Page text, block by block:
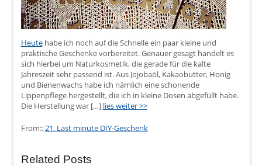
Heutehabe ich noch auf die Schnelle ein paar kleine und
praktische Geschenke vorbereitet. Genauer gesagt handelt es
sich hierbei um Naturkosmetik, die gerade für die kalte
Jahreszeit sehr passend ist. Aus Jojobaöl, Kakaobutter, Honig
und Bienenwachs habe ich nämlich eine schonende
Lippenpflege hergestellt, die ich in kleine Dosen abgefüllt habe.
Die Herstellung war […] lies weiter >>
From::21. Last minute DIY-Geschenk
Related Posts